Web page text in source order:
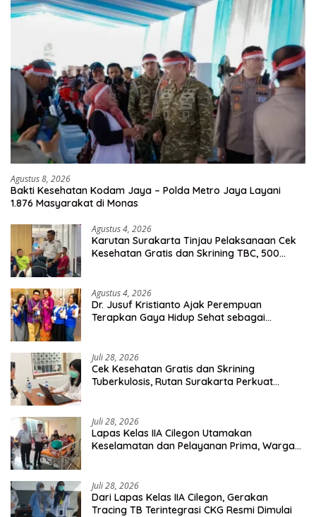
Agustus 8, 2026
Bakti Kesehatan Kodam Jaya – Polda Metro Jaya Layani
1.876 Masyarakat di Monas
Agustus 4, 2026
Karutan Surakarta Tinjau Pelaksanaan Cek
Kesehatan Gratis dan Skrining TBC, 500
Agustus 4, 2026
Dr. Jusuf Kristianto Ajak Perempuan
Terapkan Gaya Hidup Sehat sebagai
Juli 28, 2026
Cek Kesehatan Gratis dan Skrining
Tuberkulosis, Rutan Surakarta Perkuat
Juli 28, 2026
Lapas Kelas IIA Cilegon Utamakan
Keselamatan dan Pelayanan Prima, Warga
Juli 28, 2026
Dari Lapas Kelas IIA Cilegon, Gerakan
Tracing TB Terintegrasi CKG Resmi Dimulai